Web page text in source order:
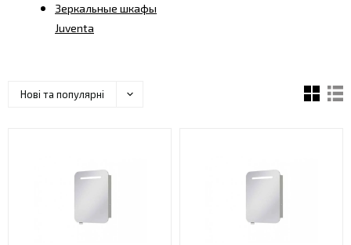
Зеркальные шкафы
Juventa
Нові та популярні